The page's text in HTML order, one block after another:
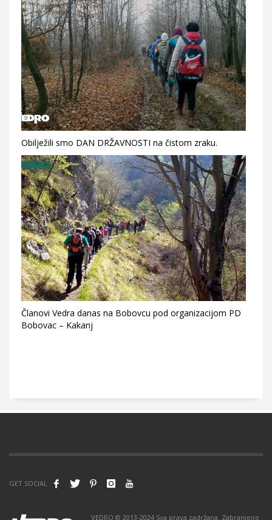
Obilježili smo DAN DRŽAVNOSTI na čistom zraku.
Članovi Vedra danas na Bobovcu pod organizacijom PD
Bobovac – Kakanj
GET SOCIAL
VEDRO © 2013-2024 Sva prava zadržana. Zabranjeno